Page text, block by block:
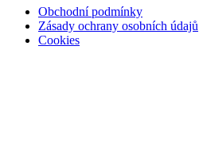
Obchodní podmínky
Zásady ochrany osobních údajů
Cookies